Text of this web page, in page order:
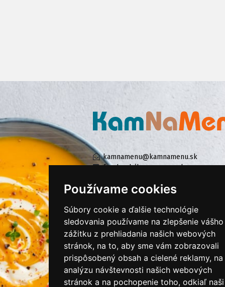
Používame cookies
Súbory cookie a ďalšie technológie
sledovania používame na zlepšenie vášho
zážitku z prehliadania našich webových
stránok, na to, aby sme vám zobrazovali
prispôsobený obsah a cielené reklamy, na
analýzu návštevnosti našich webových
stránok a na pochopenie toho, odkiaľ naši
kamnamenu@kamnamenu.sk
facebook/kamnamenu.sk
PRIHLÁSIŤ SA DO ZÁKAZNÍCKEJ ZÓNY
Všeobecné obchodné podmienky